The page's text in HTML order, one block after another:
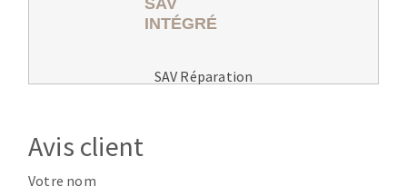
SAV Réparation
Avis client
Votre nom